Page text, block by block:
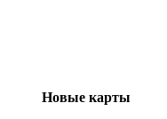
Новые карты